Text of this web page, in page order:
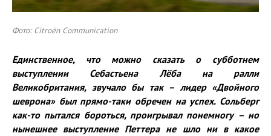
Фото: Citroën Communication
Единственное, что можно сказать о субботнем
выступлении Себастьена Лёба на ралли
Великобритания, звучало бы так – лидер «Двойного
шеврона» был прямо-таки обречен на успех. Сольберг
как-то пытался бороться, проигрывал понемногу – но
нынешнее выступление Петтера не шло ни в какое